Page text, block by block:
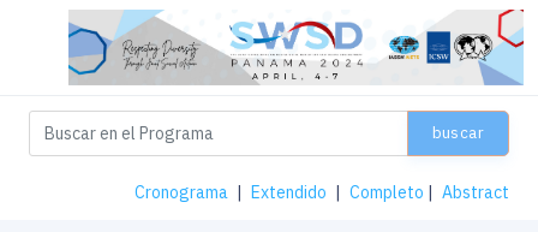
buscar
Cronograma | Extendido | Completo | Abstract